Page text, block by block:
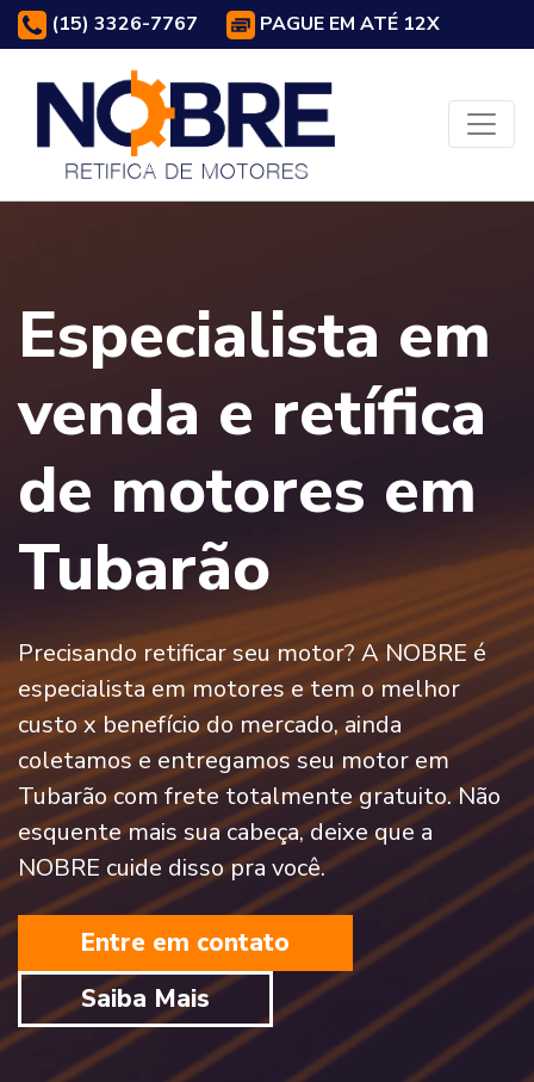
(15) 3326-7767 PAGUE EM ATÉ 12X
Especialista em
venda e retífica
de motores em
Tubarão
Precisando retificar seu motor? A NOBRE é
especialista em motores e tem o melhor
custo x benefício do mercado, ainda
coletamos e entregamos seu motor em
Tubarão com frete totalmente gratuito. Não
esquente mais sua cabeça, deixe que a
NOBRE cuide disso pra você.
Entre em contato
Saiba Mais